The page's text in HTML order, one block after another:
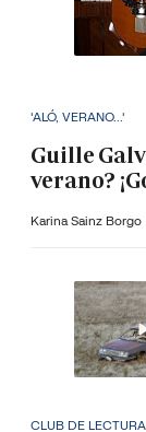
'ALÓ, VERANO...'
Guille
verano?
Karina Sainz Borgo
CLUB DE LECTURA